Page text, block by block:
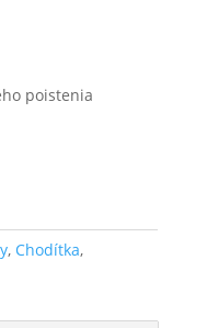
poistenia
, Chodítka,